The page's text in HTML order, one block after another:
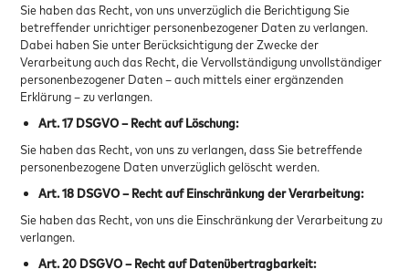
Sie haben das Recht, von uns unverzüglich die Berichtigung Sie
betreffender unrichtiger personenbezogener Daten zu verlangen.
Dabei haben Sie unter Berücksichtigung der Zwecke der
Verarbeitung auch das Recht, die Vervollständigung unvollständiger
personenbezogener Daten – auch mittels einer ergänzenden
Erklärung – zu verlangen.
Art. 17 DSGVO – Recht auf Löschung:
Sie haben das Recht, von uns zu verlangen, dass Sie betreffende
personenbezogene Daten unverzüglich gelöscht werden.
Art. 18 DSGVO – Recht auf Einschränkung der Verarbeitung:
Sie haben das Recht, von uns die Einschränkung der Verarbeitung zu
verlangen.
Art. 20 DSGVO – Recht auf Datenübertragbarkeit: